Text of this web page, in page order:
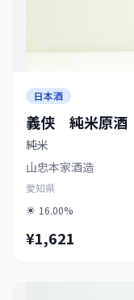
日本酒
義侠 純米原
純米
山忠本家酒造
愛知県
16.00%
¥1,621